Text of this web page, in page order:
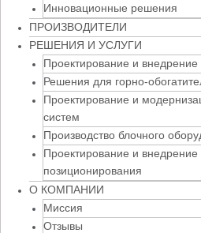
Инновационные решения
ПРОИЗВОДИТЕЛИ
РЕШЕНИЯ И УСЛУГИ
Проектирование и
Решения для горно-
Проектирование и
систем
Производство блочного
Проектирование и внедрение
позиционирования
О КОМПАНИИ
Миссия
Отзывы